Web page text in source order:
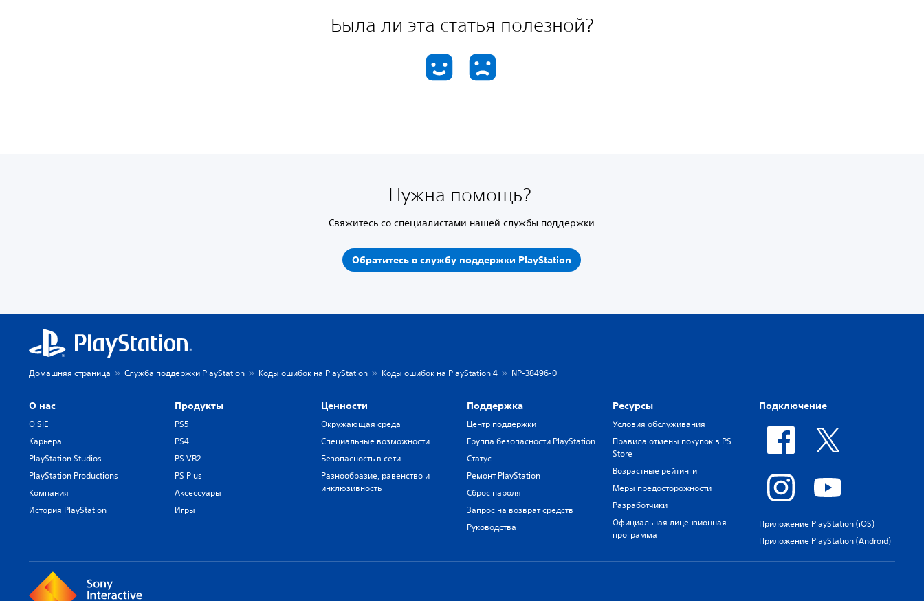
Была ли эта статья полезной?
Нужна помощь?
Свяжитесь со специалистами нашей службы поддержки
Обратитесь в службу поддержки PlayStation
Домашняя страница Служба поддержки PlayStation Коды ошибок на PlayStation Коды ошибок на PlayStation 4 NP-38496-0
О нас
О SIE
Карьера
PlayStation Studios
PlayStation Productions
Компания
История PlayStation
Продукты
PS5
PS4
PS VR2
PS Plus
Аксессуары
Игры
Ценности
Окружающая среда
Специальные возможности
Безопасность в сети
Разнообразие, равенство и
инклюзивность
Поддержка
Центр поддержки
Группа безопасности PlayStation
Статус
Ремонт PlayStation
Сброс пароля
Запрос на возврат средств
Руководства
Ресурсы
Условия обслуживания
Правила отмены покупок в PS
Store
Возрастные рейтинги
Меры предосторожности
Разработчики
Официальная лицензионная
программа
Подключение
Приложение PlayStation (iOS)
Приложение PlayStation (Android)